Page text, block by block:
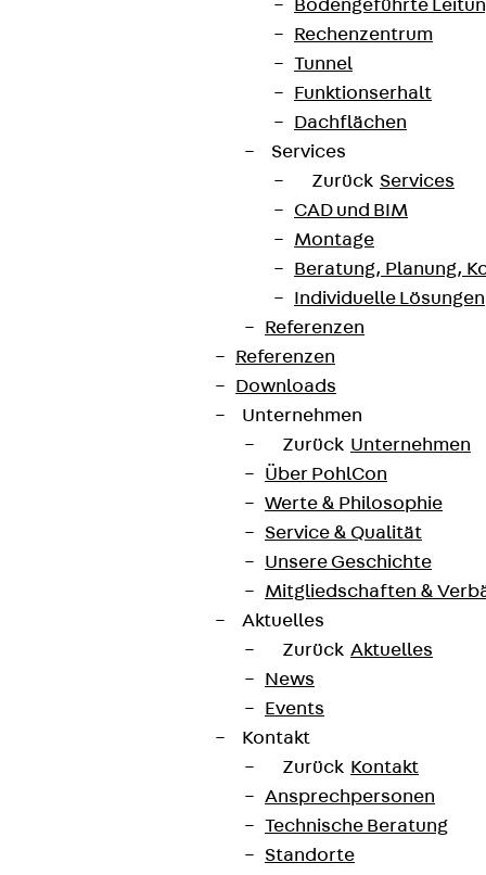
Bodengeführte
Rechenzentrum
Tunnel
Funktionserhalt
Dachflächen
Services
Zurück Services
CAD und BIM
Montage
Beratung, Planung,
Individuelle Lösungen
Referenzen
Referenzen
Downloads
Unternehmen
Zurück Unternehmen
Über PohlCon
Werte & Philosophie
Service & Qualität
Unsere Geschichte
Mitgliedschaften &
Aktuelles
Zurück Aktuelles
News
Events
Kontakt
Zurück Kontakt
Ansprechpersonen
Technische Beratung
Standorte